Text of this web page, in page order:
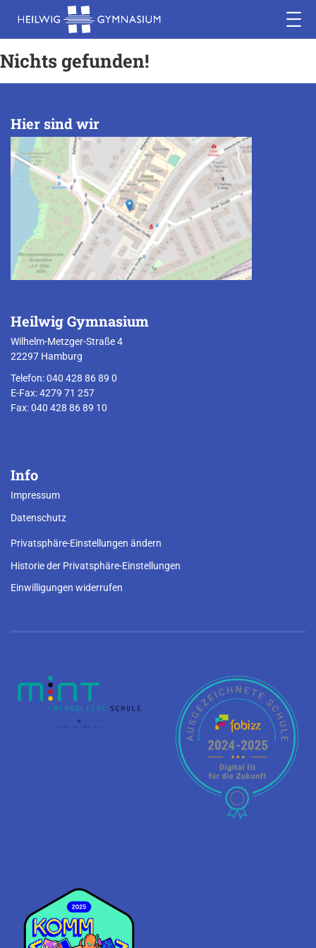
Nichts gefunden!
Hier sind wir
Heilwig Gymnasium
Wilhelm-Metzger-Straße 4
22297 Hamburg
Telefon: 040 428 86 89 0
E-Fax: 4279 71 257
Fax: 040 428 86 89 10
Info
Impressum
Datenschutz
Privatsphäre-Einstellungen ändern
Historie der Privatsphäre-Einstellungen
Einwilligungen widerrufen